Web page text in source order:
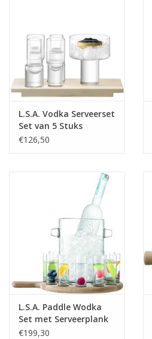
L.S.A. Vodka Serveerset
Set van 5 Stuks
€126,50
L.S.A. Paddle Wodka
Set met Serveerplank
en Ijsemmer Set van 13
€199,30